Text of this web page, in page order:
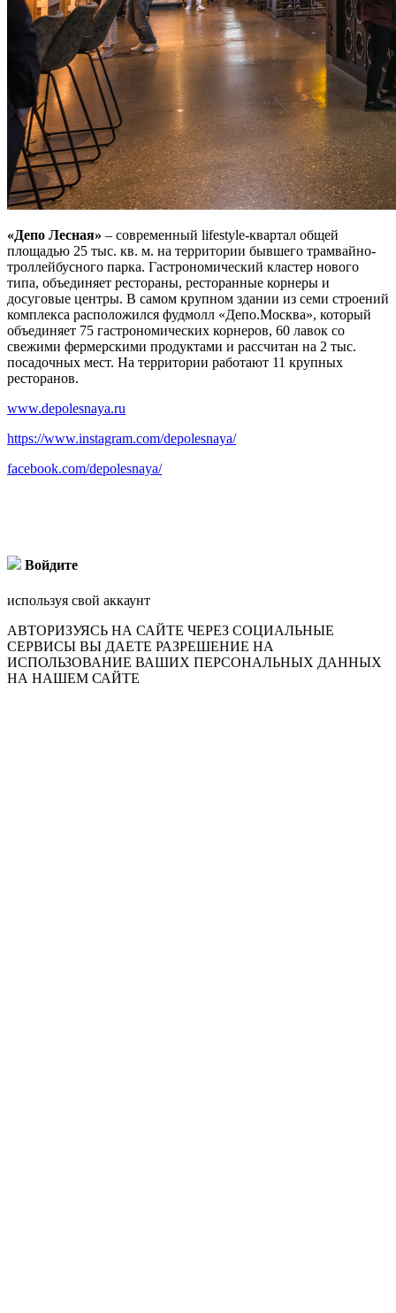
«Депо Лесная» – современный lifestyle-квартал общей
площадью 25 тыс. кв. м. на территории бывшего трамвайно-
троллейбусного парка. Гастрономический кластер нового
типа, объединяет рестораны, ресторанные корнеры и
досуговые центры. В самом крупном здании из семи строений
комплекса расположился фудмолл «Депо.Москва», который
объединяет 75 гастрономических корнеров, 60 лавок со
свежими фермерскими продуктами и рассчитан на 2 тыс.
посадочных мест. На территории работают 11 крупных
ресторанов.
www.depolesnaya.ru
https://www.instagram.com/depolesnaya/
facebook.com/depolesnaya/
Войдите
используя свой аккаунт
АВТОРИЗУЯСЬ НА САЙТЕ ЧЕРЕЗ СОЦИАЛЬНЫЕ
СЕРВИСЫ ВЫ ДАЕТЕ РАЗРЕШЕНИЕ НА
ИСПОЛЬЗОВАНИЕ ВАШИХ ПЕРСОНАЛЬНЫХ ДАННЫХ
НА НАШЕМ САЙТЕ